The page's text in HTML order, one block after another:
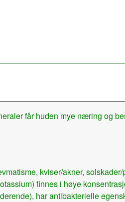
får huden mye næring og
kviser/akner,
finnes i høye
har antibakterielle